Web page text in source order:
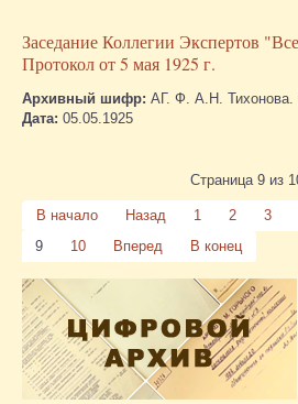
Заседание Коллегии Экспертов
Протокол от 5 мая 1925 г.
Архивный шифр: АГ. Ф. А.Н.
Дата: 05.05.1925
Страница 9 из
В начало Назад 1 2 3
9
10 Вперед В конец